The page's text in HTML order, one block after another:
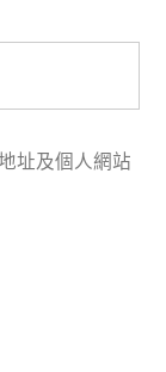
址及個人網站